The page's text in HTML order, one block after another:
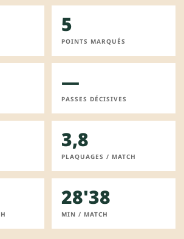
5
POINTS MARQUÉS
—
PASSES DÉCISIVES
3,8
PLAQUAGES / MATCH
28'38
MIN / MATCH